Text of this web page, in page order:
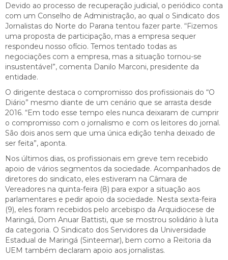
Devido ao processo de recuperação judicial, o periódico conta
com um Conselho de Administração, ao qual o Sindicato dos
Jornalistas do Norte do Parana tentou fazer parte. “Fizemos
uma proposta de participação, mas a empresa sequer
respondeu nosso ofício. Temos tentado todas as
negociações com a empresa, mas a situação tornou-se
insustentável”, comenta Danilo Marconi, presidente da
entidade.
O dirigente destaca o compromisso dos profissionais do “O
Diário” mesmo diante de um cenário que se arrasta desde
2016. “Em todo esse tempo eles nunca deixaram de cumprir
o compromisso com o jornalismo e com os leitores do jornal.
São dois anos sem que uma única edição tenha deixado de
ser feita”, aponta.
Nos últimos dias, os profissionais em greve tem recebido
apoio de vários segmentos da sociedade. Acompanhados de
diretores do sindicato, eles estiveram na Câmara de
Vereadores na quinta-feira (8) para expor a situação aos
parlamentares e pedir apoio da sociedade. Nesta sexta-feira
(9), eles foram recebidos pelo arcebispo da Arquidiocese de
Maringá, Dom Anuar Battisti, que se mostrou solidário à luta
da categoria. O Sindicato dos Servidores da Universidade
Estadual de Maringá (Sinteemar), bem como a Reitoria da
UEM também declaram apoio aos jornalistas.